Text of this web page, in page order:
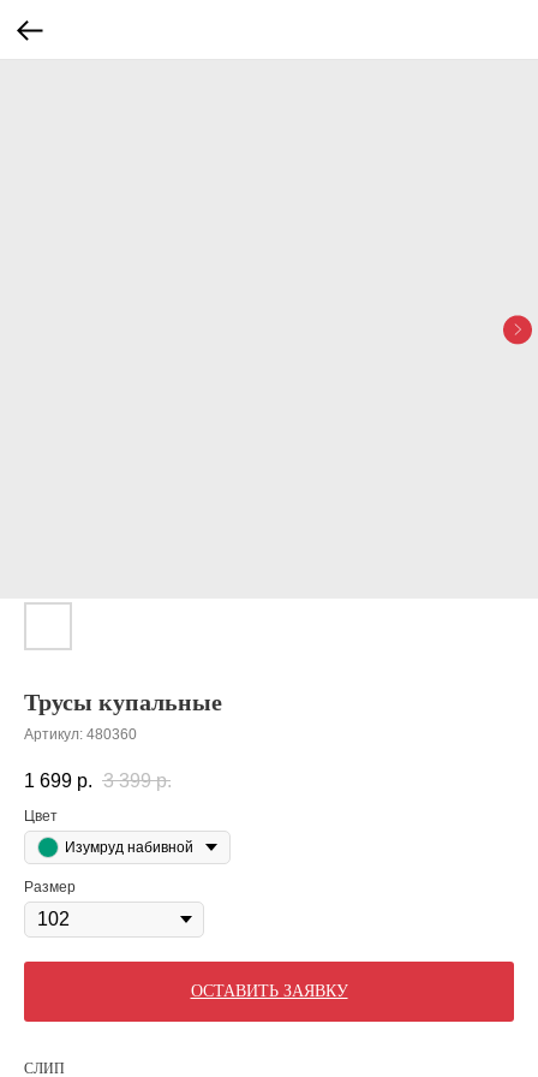
Трусы купальные
Артикул: 480360
1 699 р. 3 399 р.
Цвет
Изумруд набивной
Размер
ОСТАВИТЬ ЗАЯВКУ
СЛИП